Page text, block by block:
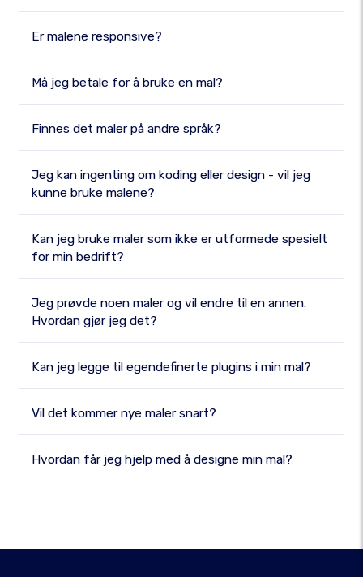
Er malene responsive?
Må jeg betale for å bruke en mal?
Finnes det maler på andre språk?
Jeg kan ingenting om koding eller design - vil jeg
kunne bruke malene?
Kan jeg bruke maler som ikke er utformede spesielt
for min bedrift?
Jeg prøvde noen maler og vil endre til en annen.
Hvordan gjør jeg det?
Kan jeg legge til egendefinerte plugins i min mal?
Vil det kommer nye maler snart?
Hvordan får jeg hjelp med å designe min mal?